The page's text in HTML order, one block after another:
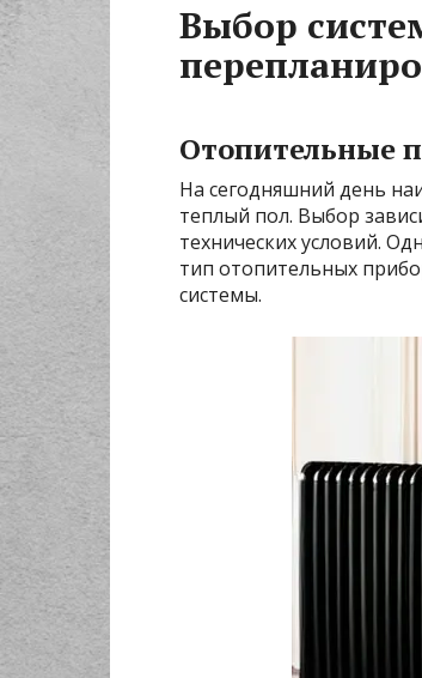
Выбор
Отопительные
На сегодняшний день
теплый пол. Выбор
технических условий.
тип отопительных
системы.